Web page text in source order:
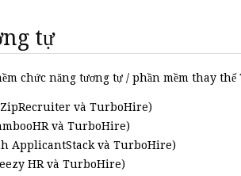
tự
chức năng tương tự / phần mềm thay
và TurboHire)
và TurboHire)
ApplicantStack và TurboHire)
HR và TurboHire)